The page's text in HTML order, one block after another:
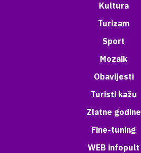
Kultura
Turizam
Sport
Mozaik
Obavijesti
Turisti kažu
Zlatne godine
Fine-tuning
WEB infopult